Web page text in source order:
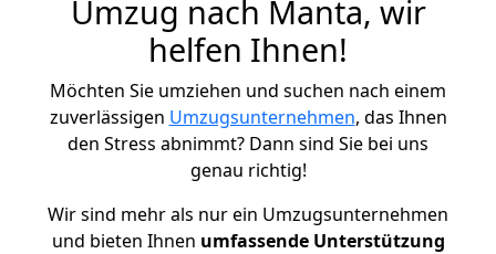
Umzug nach Manta, wir
helfen Ihnen!
Möchten Sie umziehen und suchen nach einem
zuverlässigen Umzugsunternehmen, das Ihnen
den Stress abnimmt? Dann sind Sie bei uns
genau richtig!
Wir sind mehr als nur ein Umzugsunternehmen
und bieten Ihnen umfassende Unterstützung